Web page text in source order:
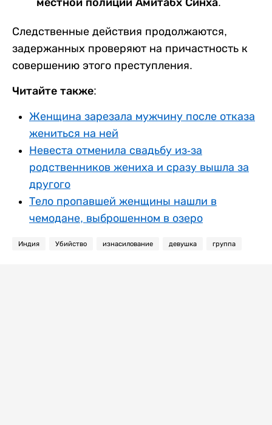
Следственные действия продолжаются,
задержанных проверяют на причастность к
совершению этого преступления.
Читайте также:
Женщина зарезала мужчину после отказа
жениться на ней
Невеста отменила свадьбу из-за
родственников жениха и сразу вышла за
другого
Тело пропавшей женщины нашли в
чемодане, выброшенном в озеро
Индия Убийство изнасилование девушка группа